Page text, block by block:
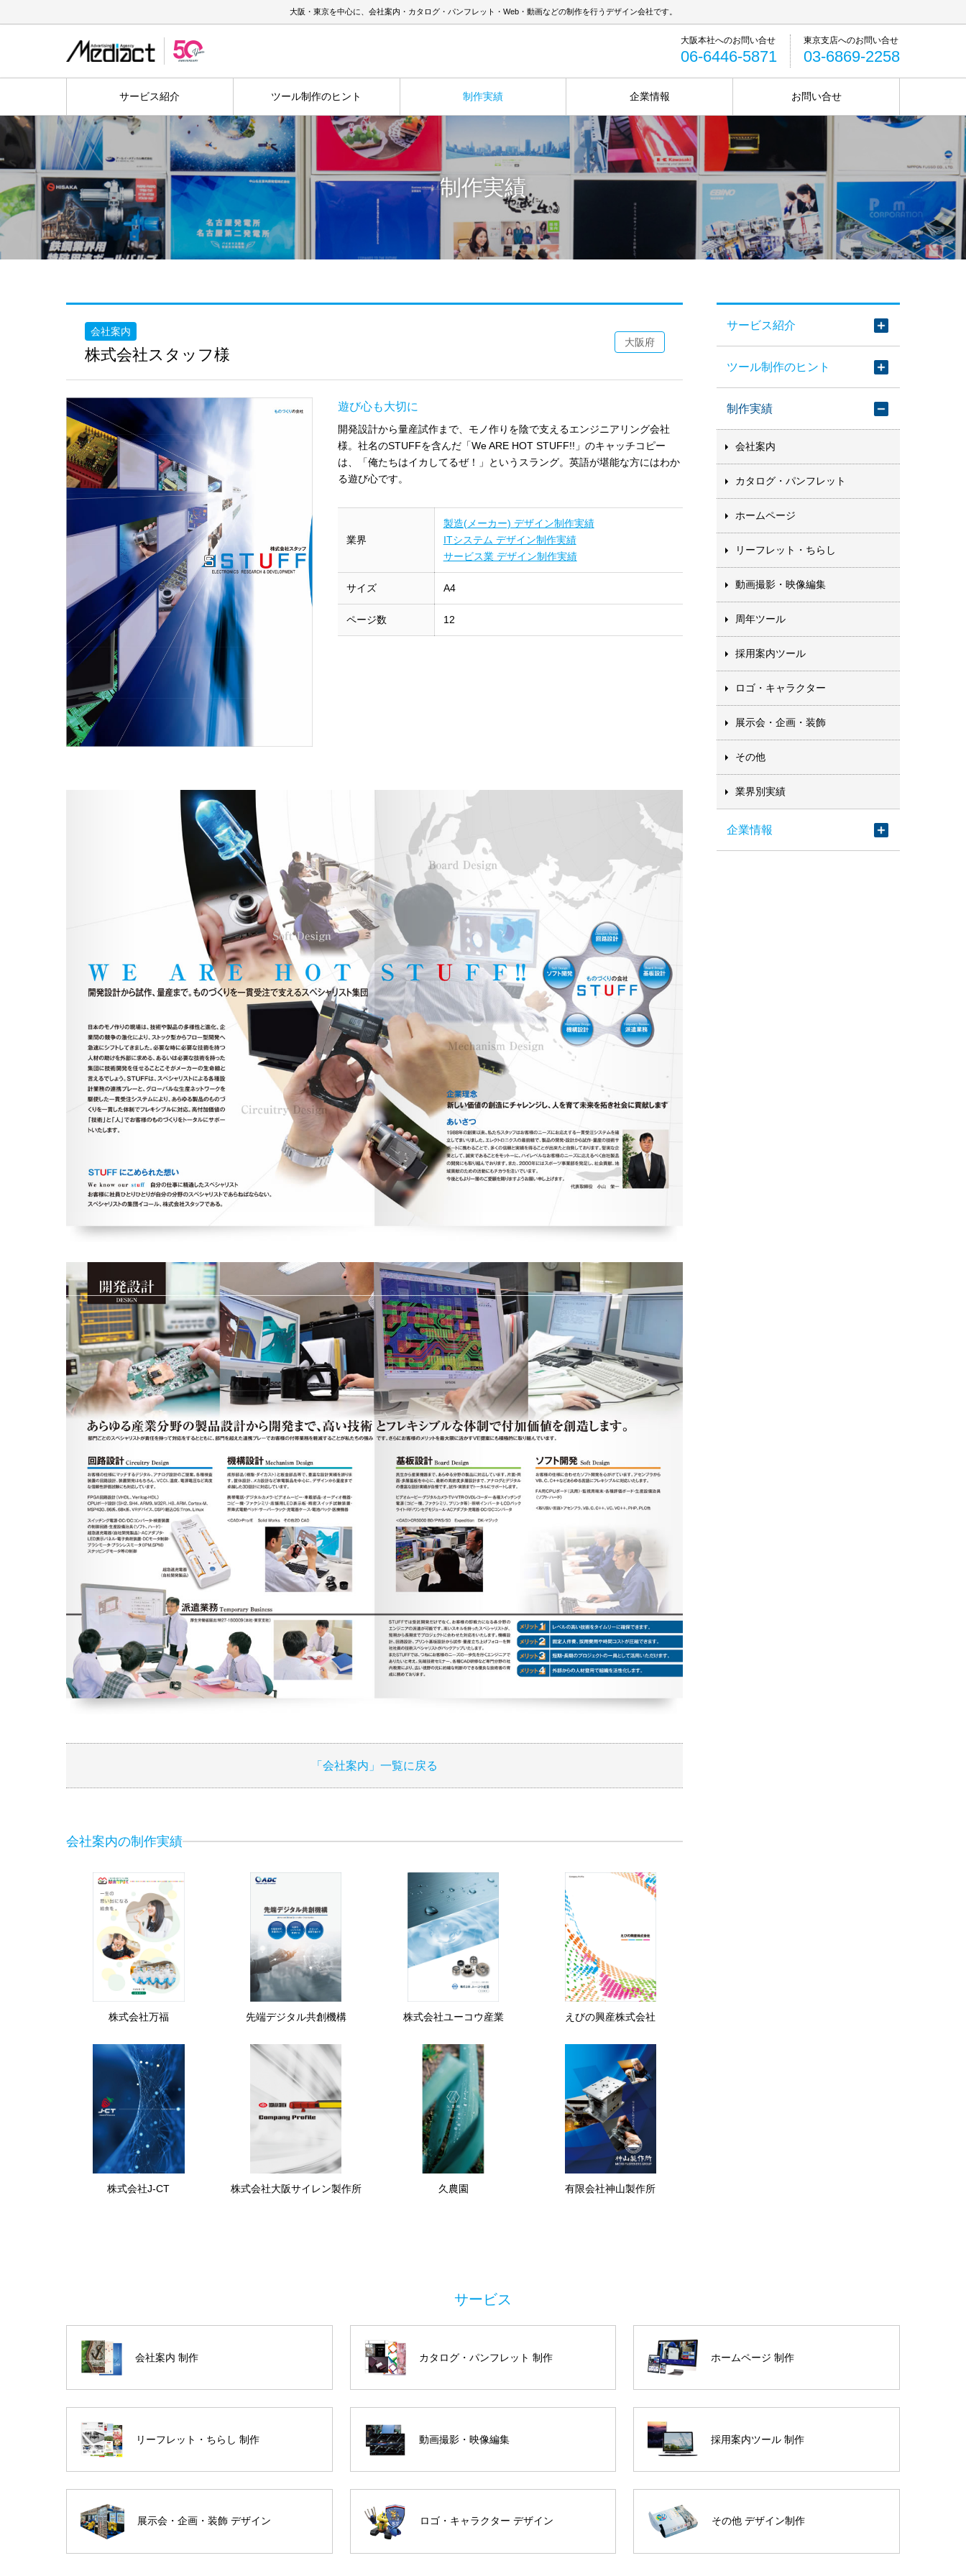
大阪・東京を中心に、会社案内・カタログ・パンフレット・Web・動画などの制作を行うデザイン会社です。
06-6446-5871 03-6869-2258
サービス紹介 ツール制作のヒント 制作実績 企業情報 お問い合せ
制作実績
会社案内
株式会社スタッフ様
大阪府
遊び心も大切に
開発設計から量産試作まで、モノ作りを陰で支えるエンジニアリング会社
様。社名のSTUFFを含んだ「We ARE HOT STUFF!!」のキャッチコピー
は、「俺たちはイカしてるぜ！」というスラング。英語が堪能な方にはわか
る遊び心です。
業界
製造(メーカー) デザイン制作実績
ITシステム デザイン制作実績
サービス業 デザイン制作実績
サイズ A4
ページ数 12
「会社案内」一覧に戻る
会社案内の制作実績
株式会社万福 先端デジタル共創機構 株式会社ユーコウ産業 えびの興産株式会社
株式会社J-CT 株式会社大阪サイレン製作所 久農園 有限会社神山製作所
サービス紹介
ツール制作のヒント
制作実績
会社案内
カタログ・パンフレット
ホームページ
リーフレット・ちらし
動画撮影・映像編集
周年ツール
採用案内ツール
ロゴ・キャラクター
展示会・企画・装飾
その他
業界別実績
企業情報
会社案内 制作 カタログ・パンフレット 制作 ホームページ 制作
リーフレット・ちらし 制作 動画撮影・映像編集 採用案内ツール 制作
展示会・企画・装飾 デザイン ロゴ・キャラクター デザイン その他 デザイン制作